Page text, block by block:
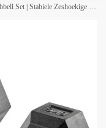
voor Fitness | Sport Gym Dumbbell (alt. spelling Dumbel Dumbbel Dumbell) Hand Gewichten